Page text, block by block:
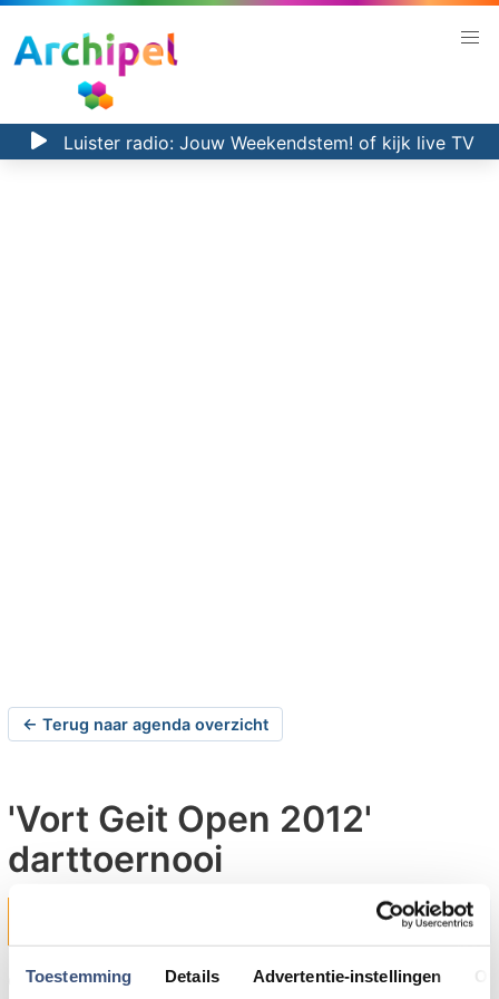
Toestemming Details Advertentie-instellingen
Luister radio: Jouw Weekendstem! of kijk live TV
← Terug naar agenda overzicht
'Vort Geit Open 2012'
darttoernooi
Melissant
Op zaterdag 30 juni 2012 organiseert de Dorpsraad van